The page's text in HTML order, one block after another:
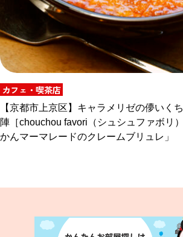
カフェ・喫茶店
【京都市上京区】キャラメリゼの儚いく
陣［chouchou favori（シュシュファボリ
かんマーマレードのクレームブリュレ」